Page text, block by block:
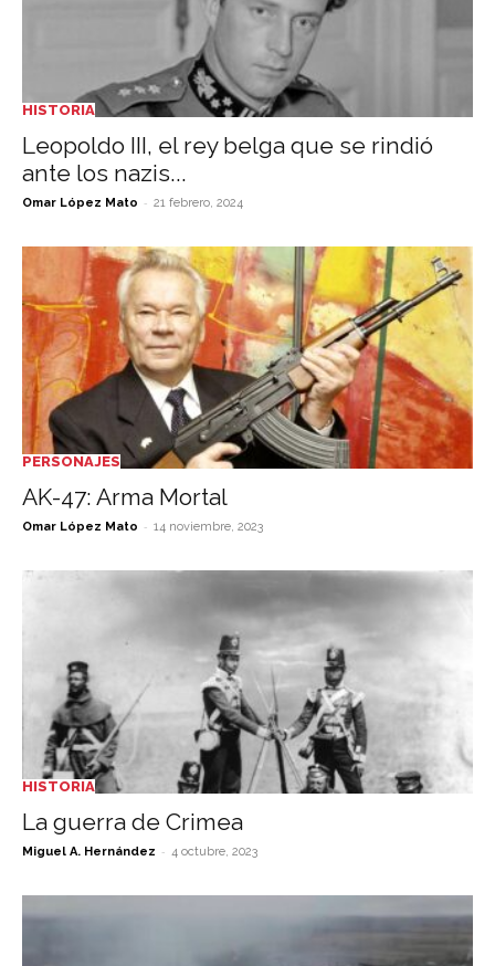
HISTORIA
Leopoldo III, el rey belga que se rindió
ante los nazis...
Omar López Mato - 21 febrero, 2024
PERSONAJES
AK-47: Arma Mortal
Omar López Mato - 14 noviembre, 2023
HISTORIA
La guerra de Crimea
Miguel A. Hernández - 4 octubre, 2023